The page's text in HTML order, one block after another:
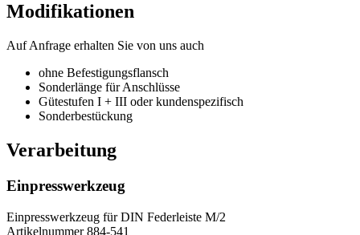
Modifikationen
Auf Anfrage erhalten Sie von uns auch
ohne Befestigungsflansch
Sonderlänge für Anschlüsse
Gütestufen I + III oder kundenspezifisch
Sonderbestückung
Verarbeitung
Einpresswerkzeug
Einpresswerkzeug für DIN Federleiste M/2
Artikelnummer 884-541